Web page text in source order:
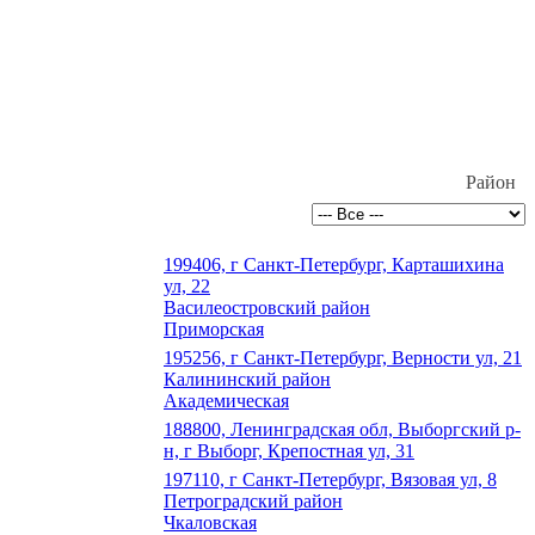
Район
199406, г Санкт-Петербург, Карташихина
ул, 22
Василеостровский район
Приморская
195256, г Санкт-Петербург, Верности ул, 21
Калининский район
Академическая
188800, Ленинградская обл, Выборгский р-
н, г Выборг, Крепостная ул, 31
197110, г Санкт-Петербург, Вязовая ул, 8
Петроградский район
Чкаловская